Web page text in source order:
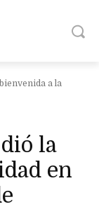
a la
la
en